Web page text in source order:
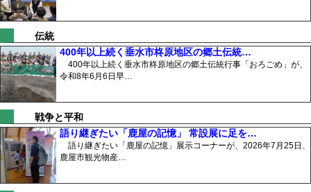
伝統
400年以上続く垂水市柊原地区の郷土伝統…
400年以上続く垂水市柊原地区の郷土伝統行事「おろごめ」が、
令和8年6月6日早…
戦争と平和
語り継ぎたい「鹿屋の記憶」 常設展に足を…
語り継ぎたい「鹿屋の記憶」展示コーナーが、2026年7月25日、
鹿屋市観光物産…